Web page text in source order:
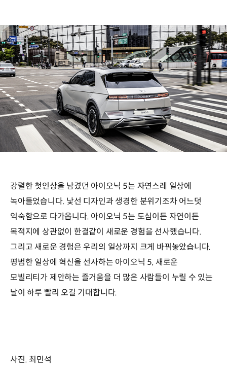
강렬한 첫인상을 남겼던 아이오닉 5는 자연스레 일상에
녹아들었습니다. 낯선 디자인과 생경한 분위기조차 어느덧
익숙함으로 다가옵니다. 아이오닉 5는 도심이든 자연이든
목적지에 상관없이 한결같이 새로운 경험을 선사했습니다.
그리고 새로운 경험은 우리의 일상까지 크게 바꿔놓았습니다.
평범한 일상에 혁신을 선사하는 아이오닉 5, 새로운
모빌리티가 제안하는 즐거움을 더 많은 사람들이 누릴 수 있는
날이 하루 빨리 오길 기대합니다.
사진. 최민석